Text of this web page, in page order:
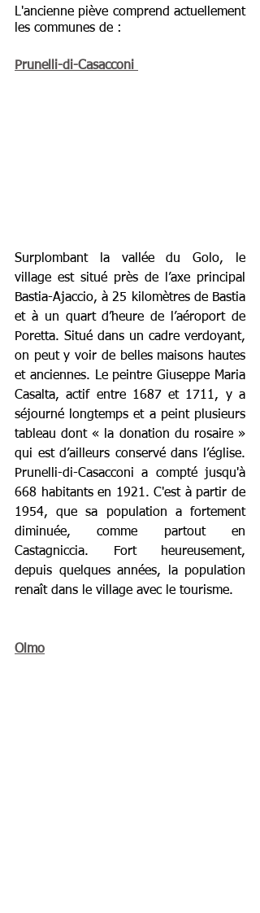
L'ancienne piève comprend actuellement
les communes de :
Prunelli-di-Casacconi
Surplombant la vallée du Golo, le
village est situé près de l’axe principal
Bastia-Ajaccio, à 25 kilomètres de Bastia
et à un quart d’heure de l’aéroport de
Poretta. Situé dans un cadre verdoyant,
on peut y voir de belles maisons hautes
et anciennes. Le peintre Giuseppe Maria
Casalta, actif entre 1687 et 1711, y a
séjourné longtemps et a peint plusieurs
tableau dont « la donation du rosaire »
qui est d’ailleurs conservé dans l’église.
Prunelli-di-Casacconi a compté jusqu'à
668 habitants en 1921. C'est à partir de
1954, que sa population a fortement
diminuée, comme partout en
Castagniccia. Fort heureusement,
depuis quelques années, la population
renaît dans le village avec le tourisme.
Olmo